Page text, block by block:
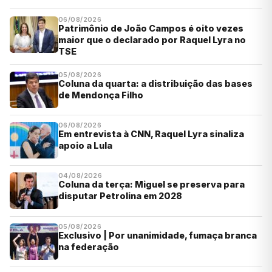
06/08/2026
Patrimônio de João Campos é oito vezes
maior que o declarado por Raquel Lyra no
TSE
05/08/2026
Coluna da quarta: a distribuição das bases
de Mendonça Filho
06/08/2026
Em entrevista à CNN, Raquel Lyra sinaliza
apoio a Lula
04/08/2026
Coluna da terça: Miguel se preserva para
disputar Petrolina em 2028
05/08/2026
Exclusivo | Por unanimidade, fumaça branca
na federação